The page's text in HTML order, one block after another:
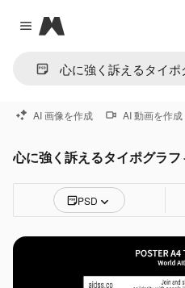
Close menu
Magnific
AI 画像を作成 AI 動画を作成
心に強く訴えるタイポグラフ
PSD